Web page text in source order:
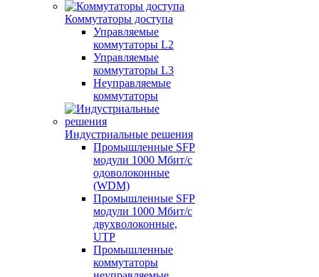
Коммутаторы доступа
Управляемые
коммутаторы L2
Управляемые
коммутаторы L3
Неуправляемые
коммутаторы
Индустриальные решения
Промышленные SFP
модули 1000 Мбит/c
одоволоконные
(WDM)
Промышленные SFP
модули 1000 Мбит/c
двухволоконные,
UTP
Промышленные
коммутаторы